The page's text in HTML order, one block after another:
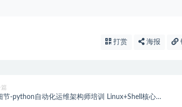
打赏 海报
节-python自动化运维架构师培训 Linux+Shell核心